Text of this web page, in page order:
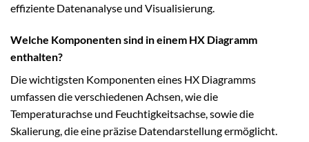
effiziente Datenanalyse und Visualisierung.
Welche Komponenten sind in einem HX Diagramm
enthalten?
Die wichtigsten Komponenten eines HX Diagramms
umfassen die verschiedenen Achsen, wie die
Temperaturachse und Feuchtigkeitsachse, sowie die
Skalierung, die eine präzise Datendarstellung ermöglicht.